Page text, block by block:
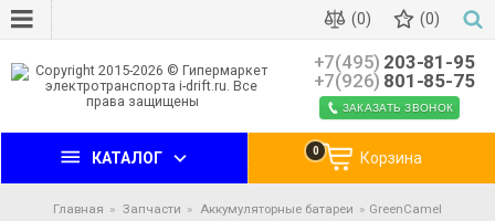
(0) (0)
+7(495) 203-81-95
+7(926) 801-85-75
ЗАКАЗАТЬ ЗВОНОК
КАТАЛОГ Корзина
0
Главная Запчасти Аккумуляторные батареи
GreenCamel